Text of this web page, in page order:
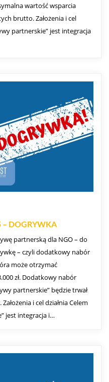
wartość wsparcia
brutto. Założenia i cel
partnerskie” jest integracja
DOGRYWKA
partnerską dla NGO – do
– czyli dodatkowy nabór
może otrzymać
zł. Dodatkowy nabór
partnerskie” będzie trwał
i cel działnia Celem
jest integracja i…